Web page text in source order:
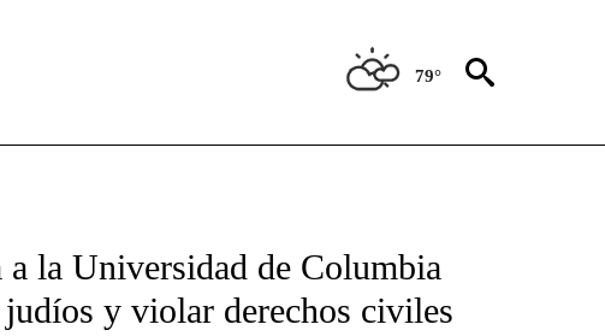
79°
NOTIFICATIONS ABOUT NEW PAGES ON "CNN - SPANISH".
la Universidad de Columbia
y violar derechos civiles